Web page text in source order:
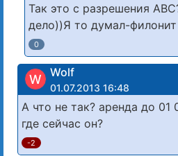
Так это с разрешения
дело))Я то думал-
0
W Wolf
01.07.2013 16:48
А что не так? аренда до 01
где сейчас он?
-2